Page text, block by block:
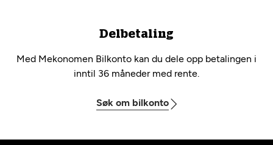
Delbetaling
Med Mekonomen Bilkonto kan du dele opp betalingen i
inntil 36 måneder med rente.
Søk om bilkonto